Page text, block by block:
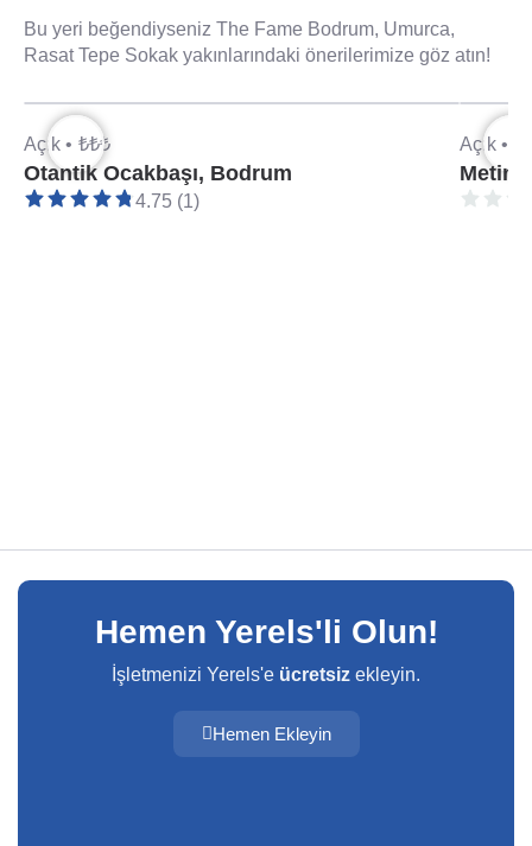
Bu yeri beğendiyseniz The Fame Bodrum, Umurca,
Rasat Tepe Sokak yakınlarındaki önerilerimize göz atın!
Açık • ₺₺₺
Otantik Ocakbaşı, Bodrum
4.75 (1)
Açık •
Metin
Hemen Yerels'li Olun!
İşletmenizi Yerels'e ücretsiz ekleyin.
Hemen Ekleyin